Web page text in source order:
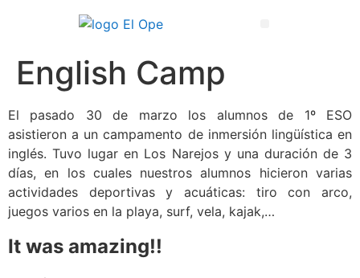
English Camp
El pasado 30 de marzo los alumnos de 1º ESO
asistieron a un campamento de inmersión lingüística en
inglés. Tuvo lugar en Los Narejos y una duración de 3
días, en los cuales nuestros alumnos hicieron varias
actividades deportivas y acuáticas: tiro con arco,
juegos varios en la playa, surf, vela, kajak,…
It was amazing!!